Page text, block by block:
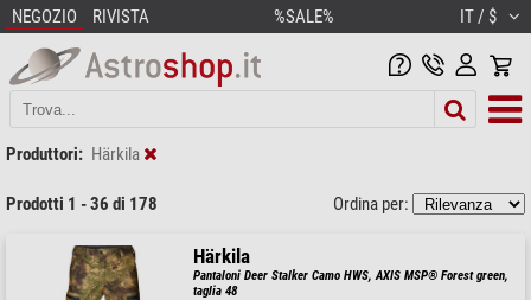
NEGOZIO RIVISTA %SALE% IT / $
Produttori: Härkila
Prodotti 1 - 36 di 178 Ordina per:
Härkila
Pantaloni Deer Stalker Camo HWS, AXIS MSP® Forest green,
taglia 48